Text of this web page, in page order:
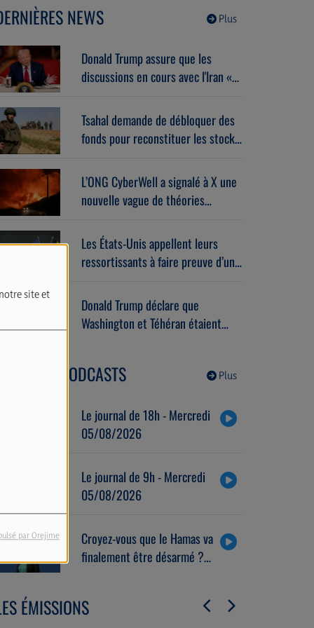
site et
par Orejime
(04/08/2026)
Plus
NEWS
Donald Trump assure que les
discussions en cours avec l'Iran «
Tsahal demande de débloquer des
fonds pour reconstituer les stocks
l’armée.
L’ONG CyberWell a signalé à X une
nouvelle vague de théories
Les États-Unis appellent leurs
ressortissants à faire preuve d’une
Belgique.
Donald Trump déclare que
Washington et Téhéran étaient
Plus
DERNIERS PODCASTS
Le journal de 18h - Mercredi
05/08/2026
Le journal de 9h - Mercredi
05/08/2026
Croyez-vous que le Hamas va
finalement être désarmé ?
ÉMISSIONS